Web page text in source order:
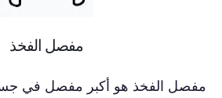
مفصل الفخذ
مفصل الفخذ هو أكبر مفصل في